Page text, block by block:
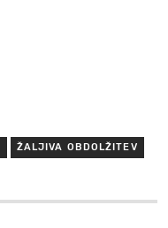
ŽALJIVA OBDOLŽITEV